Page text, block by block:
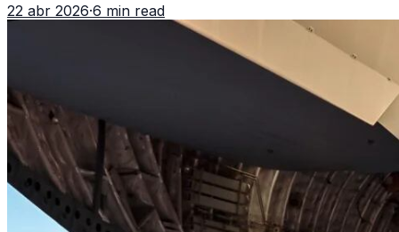
22 abr 2026·6 min read